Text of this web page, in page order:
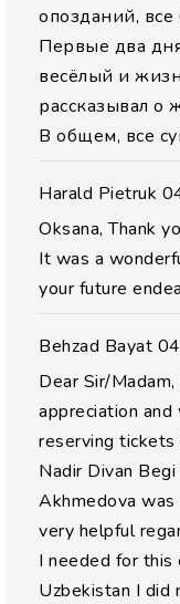
опозданий, все
Первые два
весёлый и
рассказывал о
В общем, все
Harald Pietruk
Oksana, Thank
It was a
your future
Behzad Bayat
Dear Sir/
appreciation
reserving
Nadir Divan
Akhmedova was
very helpful
I needed for
Uzbekistan I did